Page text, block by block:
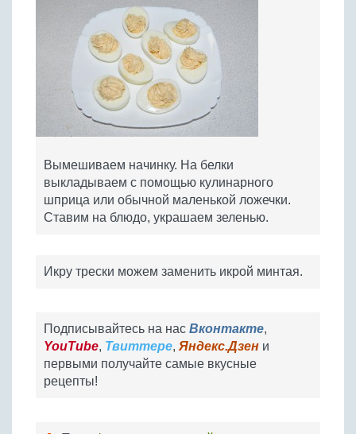
Вымешиваем начинку. На белки
выкладываем с помощью кулинарного
шприца или обычной маленькой ложечки.
Ставим на блюдо, украшаем зеленью.
Икру трески можем заменить икрой минтая.
Подписывайтесь на нас Вконтакте,
YouTube, Твиттере, Яндекс.Дзен и
первыми получайте самые вкусные
рецепты!